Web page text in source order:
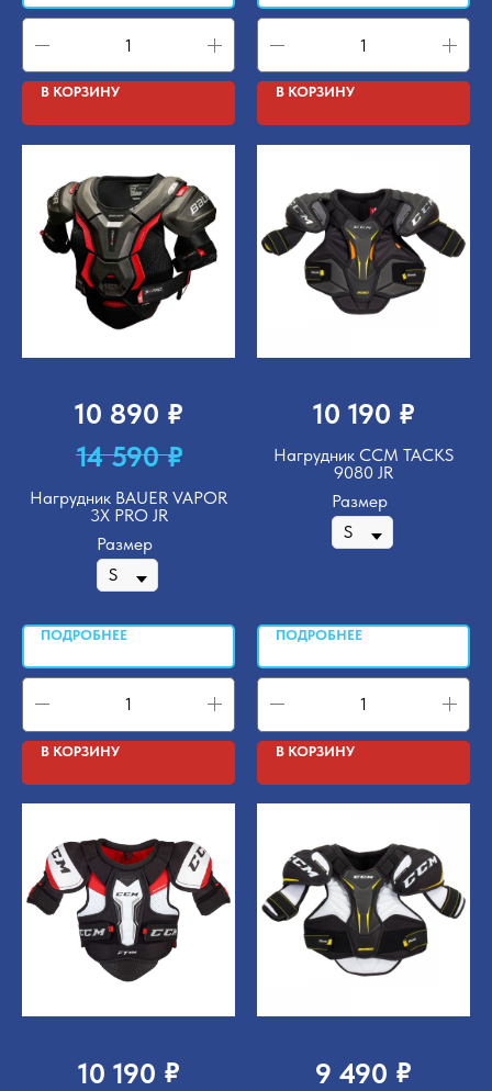
В КОРЗИНУ В КОРЗИНУ
10 890 ₽
14 590 ₽
Нагрудник BAUER VAPOR
3X PRO JR
Размер
ПОДРОБНЕЕ
В КОРЗИНУ
10 190 ₽
Нагрудник CCM TACKS
9080 JR
Размер
ПОДРОБНЕЕ
В КОРЗИНУ
10 190 ₽ 9 490 ₽